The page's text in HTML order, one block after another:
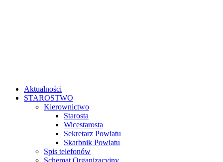
Aktualności
STAROSTWO
Kierownictwo
Starosta
Wicestarosta
Sekretarz Powiatu
Skarbnik Powiatu
Spis telefonów
Schemat Organizacyjny